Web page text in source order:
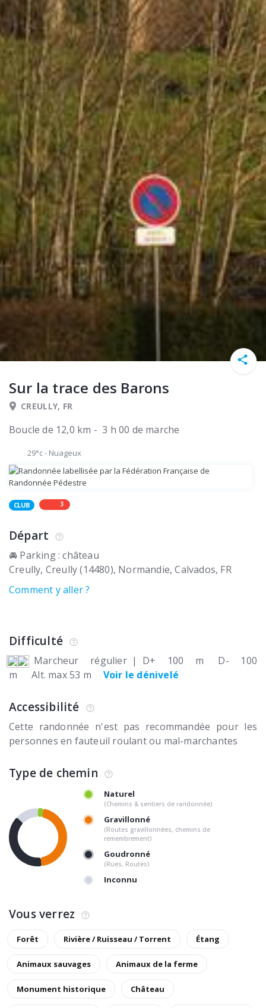
Sur la trace des Barons
CREULLY, FR
Boucle de 12,0 km - 3 h 00 de marche
29°c- Nuageux
CLUB 3
Départ
🚘 Parking : château
Creully Creully (14480) Normandie, Calvados FR
Comment y aller ?
Difficulté
Marcheur régulier | D+ 100 m
D- 100
m
Alt. max 53 m Voir le dénivelé
Accessibilité
Cette randonnée n'est pas recommandée pour les
personnes en fauteuil roulant ou mal-marchantes
Type de chemin
Naturel
(Chemins & sentiers de randonnée)
Gravillonné
(Routes gravillonnées, chemins de
remembrement)
Goudronné
(Rues, Routes)
Inconnu
Vous verrez
Forêt Rivière / Ruisseau / Torrent Étang
Animaux sauvages Animaux de la ferme
Monument historique Château